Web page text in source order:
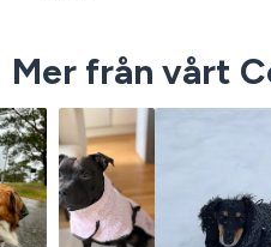
Mer från vårt